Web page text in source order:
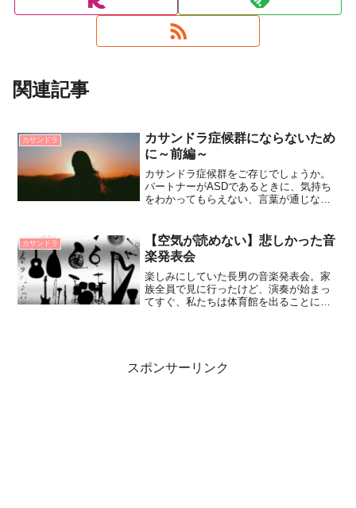
関連記事
カサンドラ
カサンドラ症候群にならないため
に～前編～
カサンドラ症候群をご存じでしょうか。
パートナーがASDであるときに、気持ち
をわかってもらえない、言葉が通じない
今は違う…と思いたい。カサンドラにな
らないために考えたことを書いていま
す。
カサンドラ
【空気が読めない】悲しかった音
楽発表会
楽しみにしていた長男の音楽発表会。家
族全員で見に行ったけど、演奏が始まっ
てすぐ、私たちは体育館を出ることにな
スポンサーリンク